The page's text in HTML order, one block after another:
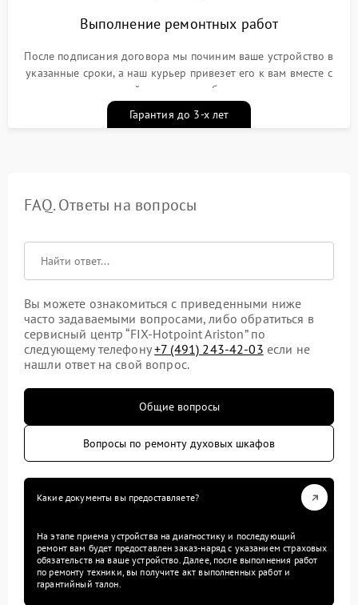
Выполнение ремонтных работ
После подписания договора мы починим ваше устройство в
указанные сроки, а наш курьер привезет его к вам вместе с
гарантийным талоном бесплатно
Гарантия до 3-х лет
FAQ. Ответы на вопросы
Вы можете ознакомиться с приведенными ниже
часто задаваемыми вопросами, либо обратиться в
сервисный центр “FIX-Hotpoint Ariston” по
следующему телефону+7 (491) 243-42-03 если не
нашли ответ на свой вопрос.
Общие вопросы
Вопросы по ремонту духовых шкафов
Какие документы вы предоставляете?
На этапе приема устройства на диагностику и последующий
ремонт вам будет предоставлен заказ-наряд с указанием страховых
обязательств на ваше устройство. Далее, после выполнения работ
по ремонту техники, вы получите акт выполненных работ и
гарантийный талон.